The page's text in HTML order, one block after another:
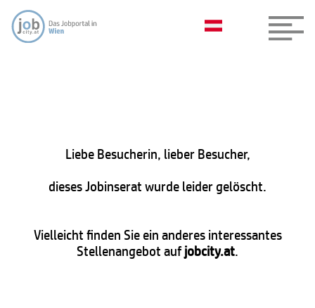
Liebe Besucherin, lieber Besucher,
dieses Jobinserat wurde leider gelöscht.
Vielleicht finden Sie ein anderes interessantes
Stellenangebot aufjobcity.at.